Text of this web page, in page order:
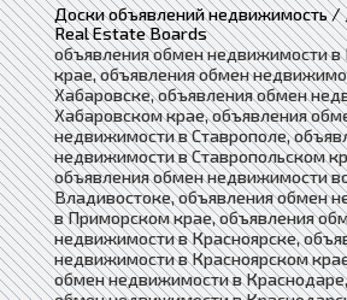
Доски объявлений недвижимость /
Real Estate Boards
объявления обмен недвижимости
крае, объявления обмен
Хабаровске, объявления обмен
Хабаровском крае, объявления
недвижимости в Ставрополе,
недвижимости в Ставропольском
объявления обмен недвижимости
Владивостоке, объявления обмен
в Приморском крае, объявления
недвижимости в Красноярске,
недвижимости в Красноярском
обмен недвижимости в